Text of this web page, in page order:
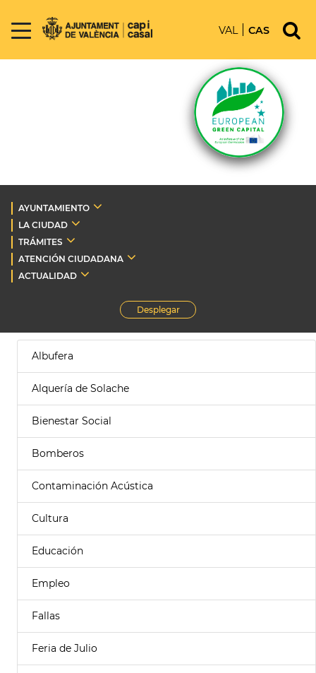
VAL CAS
AYUNTAMIENTO
LA CIUDAD
TRÁMITES
ATENCIÓN CIUDADANA
ACTUALIDAD
Desplegar
Albufera
Alquería de Solache
Bienestar Social
Bomberos
Contaminación Acústica
Cultura
Educación
Empleo
Fallas
Feria de Julio